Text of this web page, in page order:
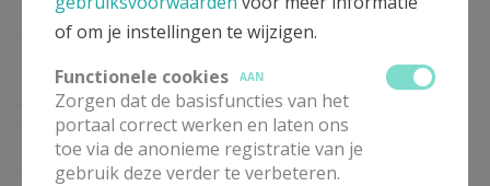
10.30 Eucharistie
24/01
10.30 Eucharistie
10.30 Eucharistie
of om je instellingen te wijzigen.
Functionele cookies
AAN
Zorgen dat de basisfuncties van het
portaal correct werken en laten ons
toe via de anonieme registratie van je
gebruik deze verder te verbeteren.